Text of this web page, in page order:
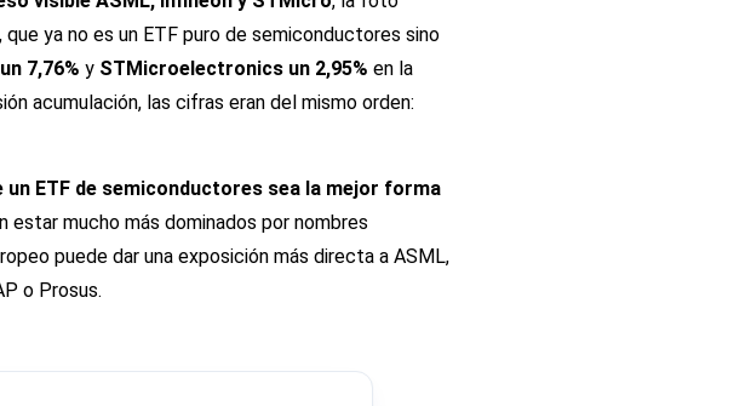
, que ya no es un ETF puro de semiconductores sino
7,76% y STMicroelectronics un 2,95% en la
acumulación, las cifras eran del mismo orden:
un ETF de semiconductores sea la mejor forma
mucho más dominados por nombres
puede dar una exposición más directa a ASML,
o Prosus.